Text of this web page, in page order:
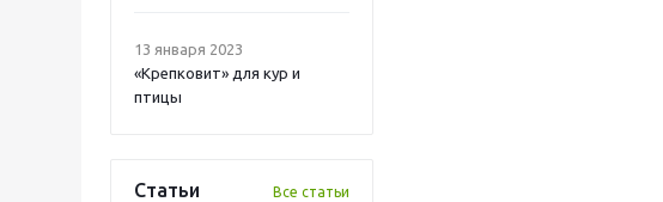
13 января 2023
«Крепковит» для кур и
птицы
Статьи Все статьи